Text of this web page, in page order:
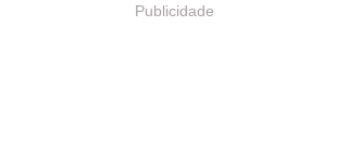
Publicidade